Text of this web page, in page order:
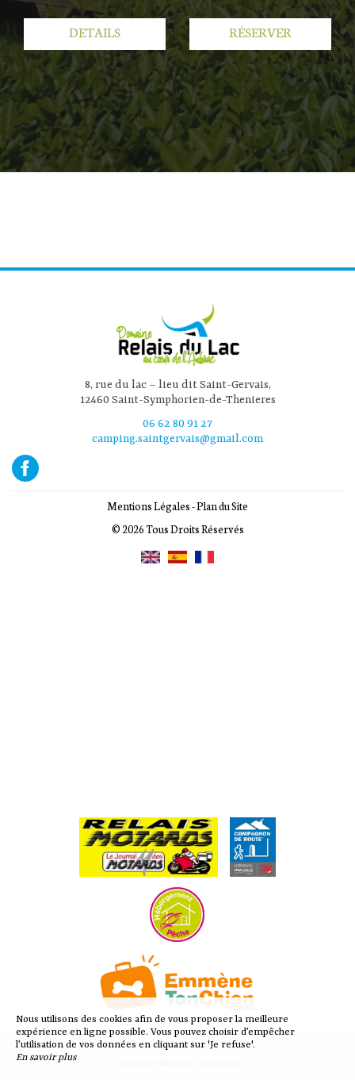
DETAILS RÉSERVER
8, rue du lac – lieu dit Saint-Gervais,
12460 Saint-Symphorien-de-Thenieres
06 62 80 91 27
camping.saintgervais@gmail.com
Mentions Légales-Plan du Site
© 2026 Tous Droits Réservés
Nous utilisons des cookies afin de vous proposer la meilleure
expérience en ligne possible. Vous pouvez choisir d’empêcher
l’utilisation de vos données en cliquant sur 'Je refuse'.
En savoir plus